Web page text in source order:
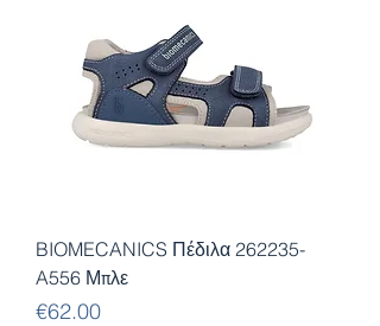
BIOMECANICS Πέδιλα 262235-
A556 Μπλε
Price
€62.00